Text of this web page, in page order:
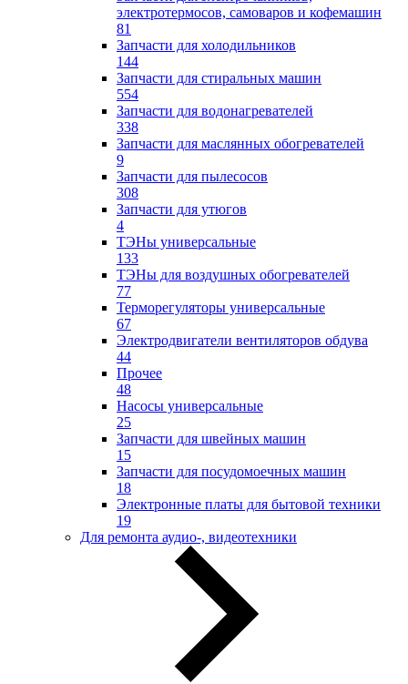
электротермосов, самоваров и кофемашин
81
Запчасти для холодильников
144
Запчасти для стиральных машин
554
Запчасти для водонагревателей
338
Запчасти для маслянных обогревателей
9
Запчасти для пылесосов
308
Запчасти для утюгов
4
ТЭНы универсальные
133
ТЭНы для воздушных обогревателей
77
Терморегуляторы универсальные
67
Электродвигатели вентиляторов обдува
44
Прочее
48
Насосы универсальные
25
Запчасти для швейных машин
15
Запчасти для посудомоечных машин
18
Электронные платы для бытовой техники
19
Для ремонта аудио-, видеотехники